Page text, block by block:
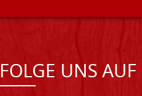
FOLGE UNS AUF